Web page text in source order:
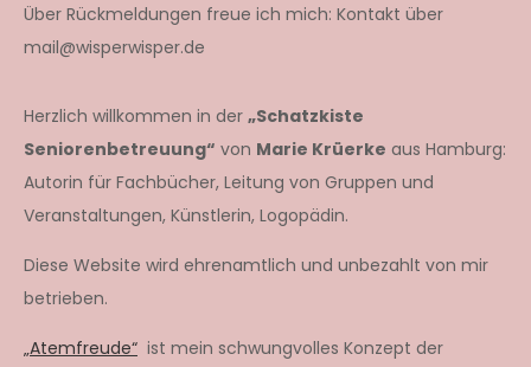
Über Rückmeldungen freue ich mich: Kontakt über
mail@wisperwisper.de
Herzlich willkommen in der „Schatzkiste
Seniorenbetreuung“ von Marie Krüerke aus Hamburg:
Autorin für Fachbücher, Leitung von Gruppen und
Veranstaltungen, Künstlerin, Logopädin.
Diese Website wird ehrenamtlich und unbezahlt von mir
betrieben.
„Atemfreude“ ist mein schwungvolles Konzept der